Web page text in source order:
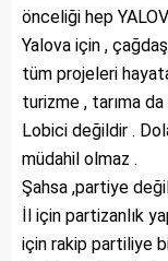
önceliği hep
Yalova için ,
tüm projeleri
turizme , tarıma
Lobici değildir .
müdahil olmaz .
Şahsa ,partiye
İl için partizanlık
için rakip partiliye